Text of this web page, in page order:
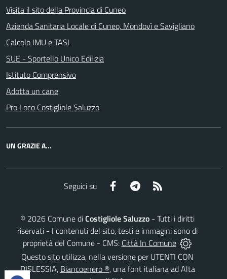
Visita il sito della Provincia di Cuneo
Azienda Sanitaria Locale di Cuneo, Mondovì e Savigliano
Calcolo IMU e TASI
SUE - Sportello Unico Edilizia
Istituto Comprensivo
Adotta un cane
Pro Loco Costigliole Saluzzo
UN GRAZIE A...
Seguici su Facebook Telegram
© 2026 Comune diCostigliole Saluzzo - Tutti i diritti
riservati - I contenuti del sito, testi e immagini sono di
proprietà del Comune - CMS: Città In Comune
Questo sito utilizza, nella versione per UTENTI CON
DISLESSIA, Biancoenero ®, una font italiana ad Alta